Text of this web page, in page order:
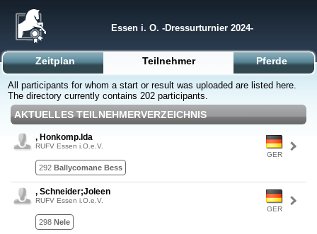
Essen i. O. -Dressurturnier 2024-
Zeitplan Teilnehmer Pferde
All participants for whom a start or result was uploaded are listed here.
The directory currently contains 202 participants.
AKTUELLES TEILNEHMERVERZEICHNIS
GER
, Honkomp.Ida
RUFV Essen i.O.e.V.
292 Ballycomane Bess
GER
, Schneider;Joleen
RUFV Essen i.O.e.V.
298 Nele